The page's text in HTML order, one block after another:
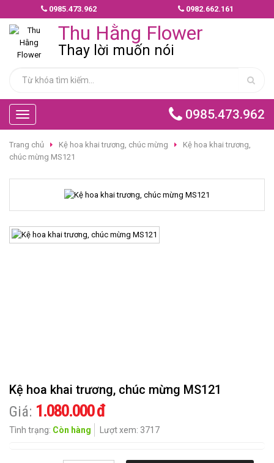
0985.473.962 0982.662.161
Thu Hằng Flower
Thay lời muốn nói
Toggle
navigation
0985.473.962
MẪU
HOA
GIAO
NHANH
CHÚC
MỪNG
HOA
YÊU
TẶNG
CẨM
Trang chủ Kệ hoa khai trương, chúc mừng
Kệ hoa khai trương,
chúc mừng MS121
Kệ hoa khai trương, chúc mừng MS121
Giá: 1.080.000 đ
Tình trạng: Còn hàng Lượt xem: 3717